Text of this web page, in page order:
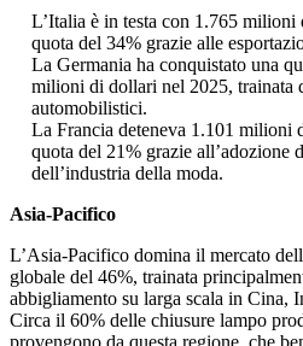
L’Italia è in testa con 1.765
quota del 34% grazie alle
La Germania ha conquistato una
milioni di dollari nel 2025, trainata
automobilistici.
La Francia deteneva 1.101 milioni
quota del 21% grazie all’adozione
dell’industria della moda.
Asia-Pacifico
L’Asia-Pacifico domina il mercato
globale del 46%, trainata
abbigliamento su larga scala in Cina,
Circa il 60% delle chiusure lampo